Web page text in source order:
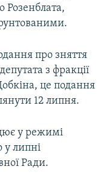
Розенблата,
про зняття
з фракції
це подання
12 липня.
у режимі
у липні
Ради.